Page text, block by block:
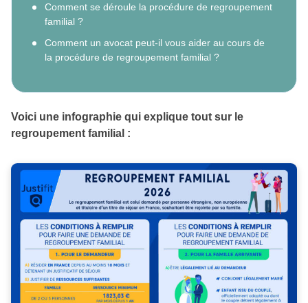
Comment se déroule la procédure de regroupement
familial ?
Comment un avocat peut-il vous aider au cours de
la procédure de regroupement familial ?
Voici une infographie qui explique tout sur le
regroupement familial :